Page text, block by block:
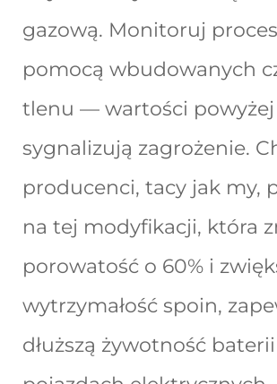
gazową. Monitoruj
pomocą wbudowanych
tlenu — wartości
sygnalizują zagrożenie.
producenci, tacy jak my,
na tej modyfikacji, która
porowatość o 60% i
wytrzymałość spoin,
dłuższą żywotność